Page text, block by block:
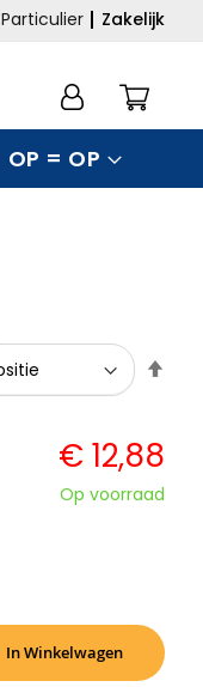
Particulier Zakelijk
OP = OP
€ 12,88
Op voorraad
In Winkelwagen